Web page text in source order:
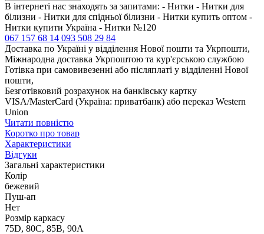
В інтернеті нас знаходять за запитами: - Нитки - Нитки для
білизни - Нитки для спідньої білизни - Нитки купить оптом -
Нитки купити Україна - Нитки №120
067 157 68 14 093 508 29 84
Доставка по Україні у відділення Нової пошти та Укрпошти,
Міжнародна доставка Укрпоштою та кур'єрською службою
Готівка при самовивезенні або післяплаті у відділенні Нової
пошти,
Безготівковий розрахунок на банківську картку
VISA/MasterCard (Україна: приватбанк) або переказ Western
Union
Читати повністю
Коротко про товар
Характеристики
Відгуки
Загальні характеристики
Колір
бежевий
Пуш-ап
Нет
Розмір каркасу
75D, 80C, 85B, 90A